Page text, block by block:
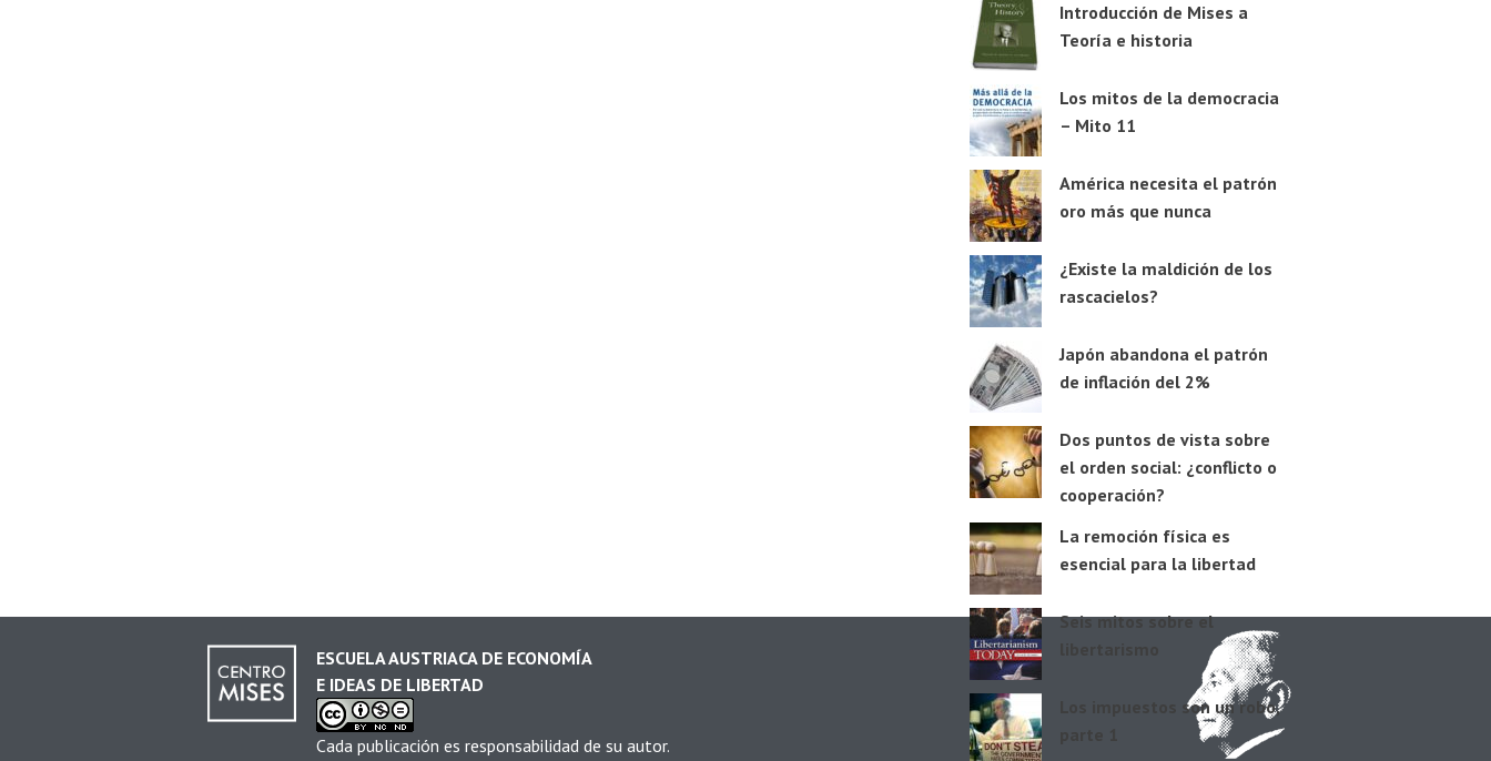
Introducción de Mises a
Teoría e historia
Los mitos de la democracia
– Mito 11
América necesita el patrón
oro más que nunca
¿Existe la maldición de los
rascacielos?
Japón abandona el patrón
de inflación del 2%
Dos puntos de vista sobre
el orden social: ¿conflicto o
cooperación?
La remoción física es
esencial para la libertad
Seis mitos sobre el
Los impuestos son un robo,
ESCUELA AUSTRIACA DE ECONOMÍA
E IDEAS DE LIBERTAD
Cada publicación es responsabilidad de su autor.